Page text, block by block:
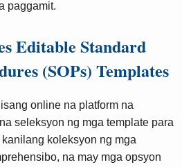
paggamit.
Editable Standard
(SOPs) Templates
online na platform na
seleksyon ng mga template para
koleksyon ng mga
na may mga opsyon